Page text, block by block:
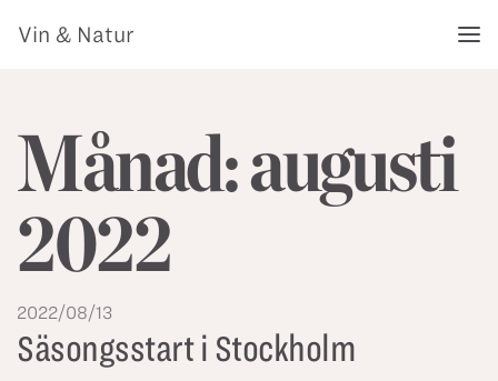
Vin & Natur
Månad:augusti
2022
2022/08/13
Säsongsstart i Stockholm